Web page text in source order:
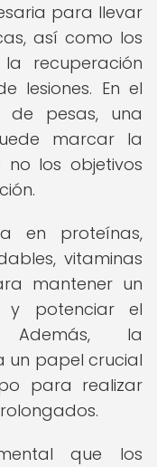
para llevar
así como los
recuperación
lesiones. En el
de pesas, una
marcar la
los objetivos
en proteínas,
vitaminas
mantener un
y potenciar el
Además, la
un papel crucial
para realizar
que los